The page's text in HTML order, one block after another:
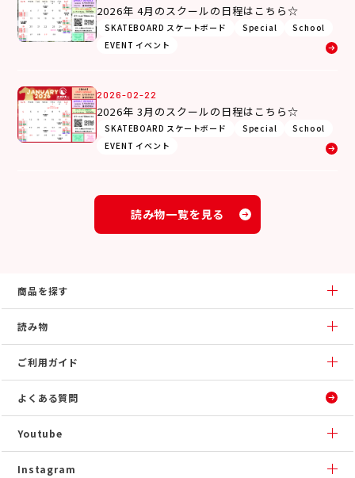
2026年 4月のスクールの日程はこちら☆
SKATEBOARD スケートボード Special
School
EVENT イベント
2026-02-22
2026年 3月のスクールの日程はこちら☆
SKATEBOARD スケートボード Special
School
EVENT イベント
読み物一覧を見る
商品を探す
読み物
ご利用ガイド
よくある質問
Youtube
Instagram